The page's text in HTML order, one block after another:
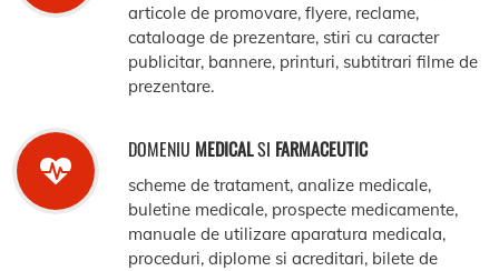
articole de promovare, flyere, reclame,
cataloage de prezentare, stiri cu caracter
publicitar, bannere, printuri, subtitrari filme de
prezentare.
DOMENIU MEDICALSI FARMACEUTIC
scheme de tratament, analize medicale,
buletine medicale, prospecte medicamente,
manuale de utilizare aparatura medicala,
proceduri, diplome si acreditari, bilete de